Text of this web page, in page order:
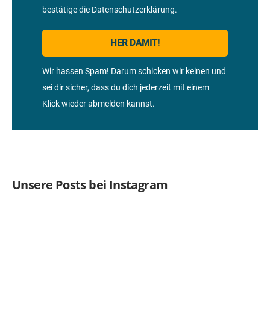
bestätige die Datenschutzerklärung.
HER DAMIT!
Wir hassen Spam! Darum schicken wir keinen und
sei dir sicher, dass du dich jederzeit mit einem
Klick wieder abmelden kannst.
Unsere Posts bei Instagram